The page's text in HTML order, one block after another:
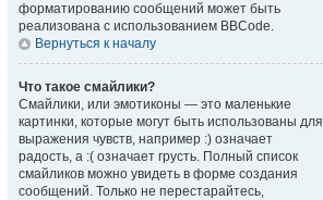
форматированию сообщений может быть
реализована с использованием BBCode.
Вернуться к началу
Что такое смайлики?
Смайлики, или эмотиконы — это маленькие
картинки, которые могут быть использованы для
выражения чувств, например :) означает
радость, а :( означает грусть. Полный список
смайликов можно увидеть в форме создания
сообщений. Только не перестарайтесь,